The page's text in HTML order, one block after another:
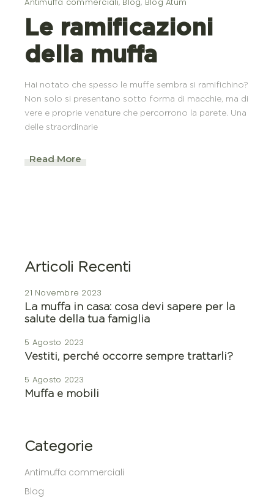
Antimuffa commerciali, Blog, Blog Atum
Le ramificazioni
della muffa
Hai notato che spesso le muffe sembra si ramifichino?
Non solo si presentano sotto forma di macchie, ma di
vere e proprie venature che percorrono la parete. Una
delle straordinarie
Read More
Articoli Recenti
21 Novembre 2023
La muffa in casa: cosa devi sapere per la
salute della tua famiglia
5 Agosto 2023
Vestiti, perché occorre sempre trattarli?
5 Agosto 2023
Muffa e mobili
Categorie
Antimuffa commerciali
Blog